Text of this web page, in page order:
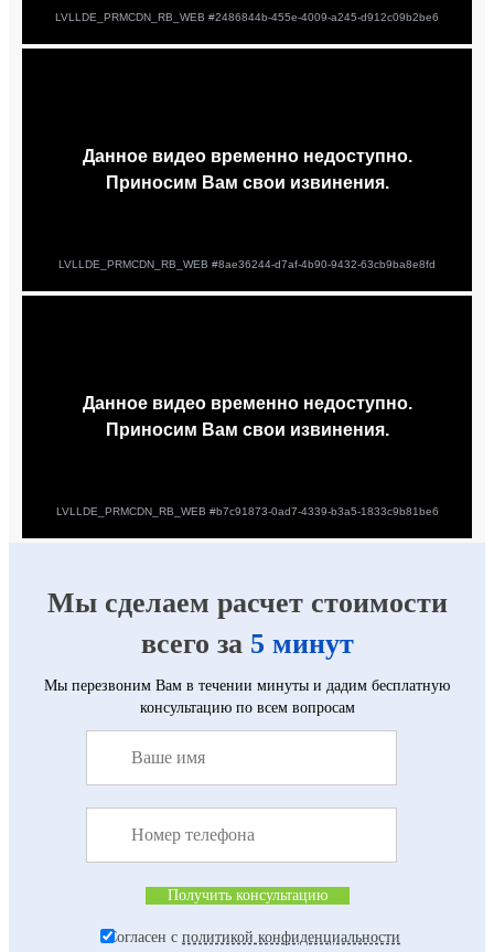
Мы сделаем расчет стоимости
всего за 5 минут
Мы перезвоним Вам в течении минуты и дадим бесплатную
консультацию по всем вопросам
Согласен с политикой конфиденциальности